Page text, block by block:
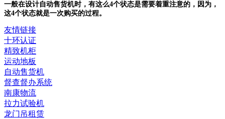
一般在设计自动售货机时，有这么4个状态是需要着重注意的，因为，
这4个状态就是一次购买的过程。
友情链接
十环认证
精致机柜
运动地板
自动售货机
督查督办系统
南康物流
拉力试验机
龙门吊租赁